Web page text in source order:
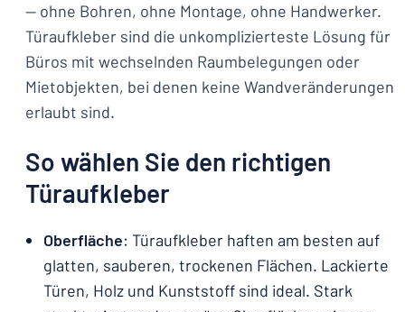
— ohne Bohren, ohne Montage, ohne Handwerker.
Türaufkleber sind die unkomplizierteste Lösung für
Büros mit wechselnden Raumbelegungen oder
Mietobjekten, bei denen keine Wandveränderungen
erlaubt sind.
So wählen Sie den richtigen
Türaufkleber
Oberfläche: Türaufkleber haften am besten auf
glatten, sauberen, trockenen Flächen. Lackierte
Türen, Holz und Kunststoff sind ideal. Stark